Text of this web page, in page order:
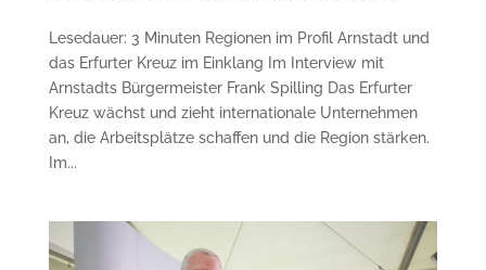
Lesedauer: 3 Minuten Regionen im Profil Arnstadt und
das Erfurter Kreuz im Einklang Im Interview mit
Arnstadts Bürgermeister Frank Spilling Das Erfurter
Kreuz wächst und zieht internationale Unternehmen
an, die Arbeitsplätze schaffen und die Region stärken.
Im...